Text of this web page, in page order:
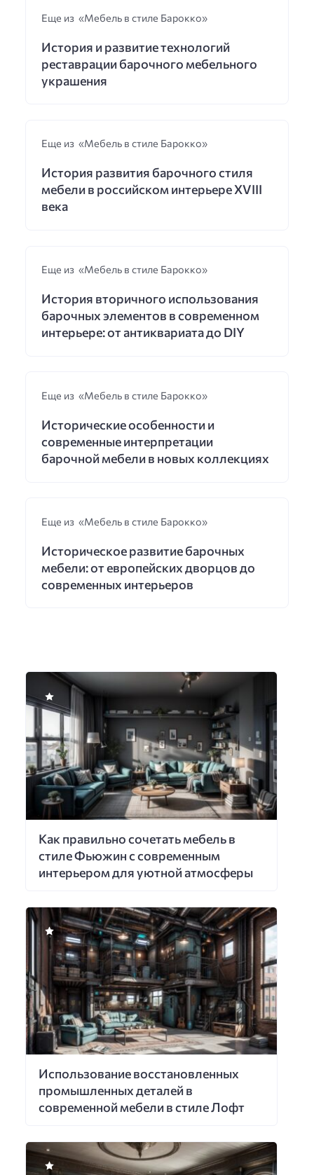
Еще из «Мебель в стиле Барокко»
История и развитие технологий
реставрации барочного мебельного
украшения
Еще из «Мебель в стиле Барокко»
История развития барочного стиля
мебели в российском интерьере XVIII
века
Еще из «Мебель в стиле Барокко»
История вторичного использования
барочных элементов в современном
интерьере: от антиквариата до DIY
Еще из «Мебель в стиле Барокко»
Исторические особенности и
современные интерпретации
барочной мебели в новых коллекциях
Еще из «Мебель в стиле Барокко»
Историческое развитие барочных
мебели: от европейских дворцов до
современных интерьеров
Как правильно сочетать мебель в
стиле Фьюжин с современным
интерьером для уютной атмосферы
Использование восстановленных
промышленных деталей в
современной мебели в стиле Лофт